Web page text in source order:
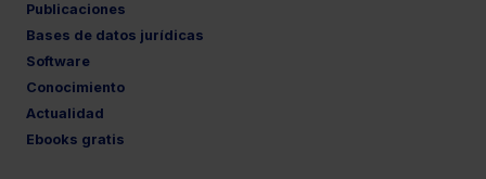
Publicaciones
Bases de datos jurídicas
Software
Conocimiento
Actualidad
Ebooks gratis